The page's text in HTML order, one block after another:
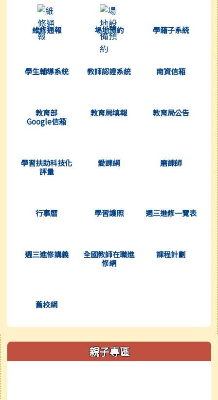
維修通報
(另開新視窗)
場地預約
(另開新視窗)
學籍子系統
(另開新視
學生輔導系統 教師認證系統 南資信箱
(另開新視
教育部
Google信箱
教育局填報 教育局公告
(另開新視
學習扶助科技化
評量
愛課網 磨課師
(另開新視
行事曆 學習護照 週三進修一覽表
(另開新視
週三進修講義
全國教師在職進
修網
課程計劃
(另開新視
舊校網
右邊區域內容 親子專區